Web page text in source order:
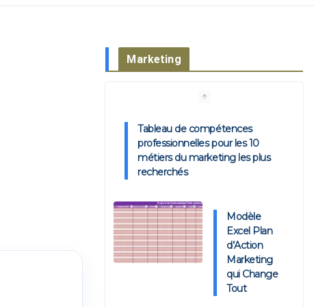
Marketing
professionnelles pour les 10
métiers du marketing les plus
recherchés
Excel Plan
d’Action
Marketing
qui Change
Tout